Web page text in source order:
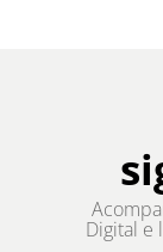
Digital e